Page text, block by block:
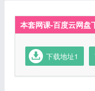
本套网课-百度云网盘
下载地址1